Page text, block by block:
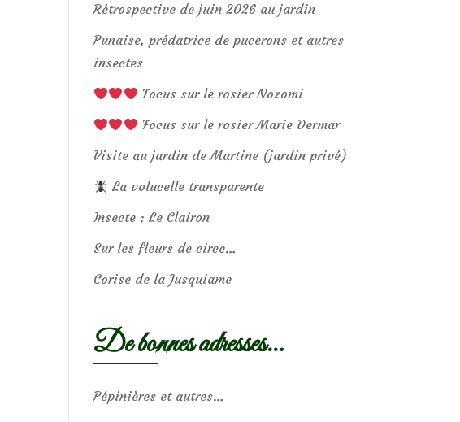
Rétrospective de juin 2026 au jardin
Punaise, prédatrice de pucerons et autres
insectes
Focus sur le rosier Nozomi
Focus sur le rosier Marie Dermar
Visite au jardin de Martine (jardin privé)
La volucelle transparente
Insecte : Le Clairon
Sur les fleurs de circe…
Corise de la Jusquiame
De bonnes adresses…
Pépinières et autres…